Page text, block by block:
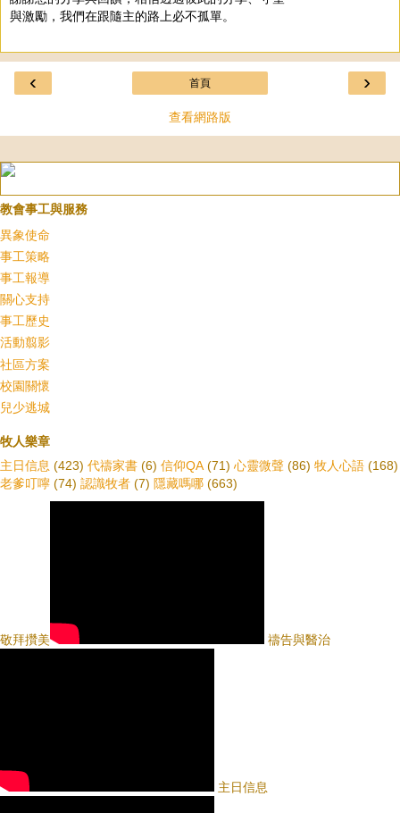
與激勵，我們在跟隨主的路上必不孤單。
‹ ›
首頁
查看網路版
教會事工與服務
異象使命
事工策略
事工報導
關心支持
事工歷史
活動翦影
社區方案
校園關懷
兒少逃城
牧人樂章
主日信息 (423) 代禱家書 (6) 信仰QA (71) 心靈微聲 (86) 牧人心語 (168)
老爹叮嚀 (74) 認識牧者 (7) 隱藏嗎哪 (663)
敬拜攢美 禱告與醫治
主日信息